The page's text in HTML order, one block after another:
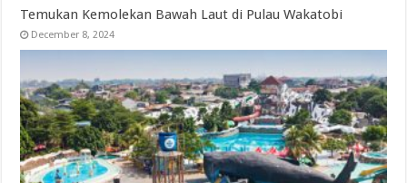
Temukan Kemolekan Bawah Laut di Pulau Wakatobi
December 8, 2024